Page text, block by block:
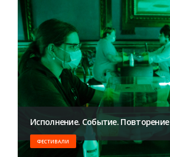
Исполнение. Событие. Повторение
ФЕСТИВАЛИ